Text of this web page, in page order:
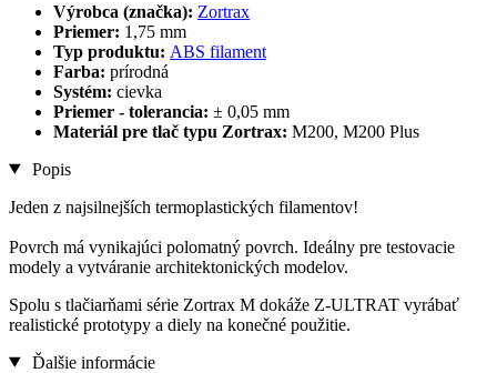
Výrobca (značka): Zortrax
Priemer: 1,75 mm
Typ produktu: ABS filament
Farba: prírodná
Systém: cievka
Priemer - tolerancia: ± 0,05 mm
Materiál pre tlač typu Zortrax: M200, M200 Plus
Popis
Jeden z najsilnejších termoplastických filamentov!
Povrch má vynikajúci polomatný povrch. Ideálny pre testovacie
modely a vytváranie architektonických modelov.
Spolu s tlačiarňami série Zortrax M dokáže Z-ULTRAT vyrábať
realistické prototypy a diely na konečné použitie.
Ďalšie informácie